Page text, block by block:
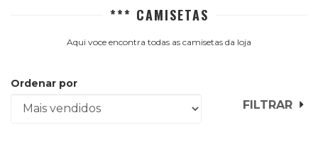
*** CAMISETAS
Aqui voce encontra todas as camisetas da loja
Ordenar por
FILTRAR